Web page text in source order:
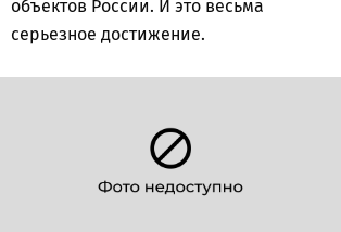
объектов России. И это весьма
серьезное достижение.